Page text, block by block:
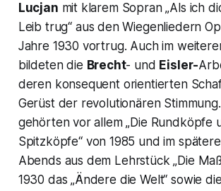
Lucjan mit klarem Sopran „Als ich
Leib trug“ aus den Wiegenliedern
Jahre 1930 vortrug. Auch im
bildeten die Brecht- und Eisler-
deren konsequent orientierten
Gerüst der revolutionären
gehörten vor allem„Die Rundköpfe
Spitzköpfe“von 1985 und im
Abends aus dem Lehrstück„Die
1930 das „Ändere die Welt“sowie